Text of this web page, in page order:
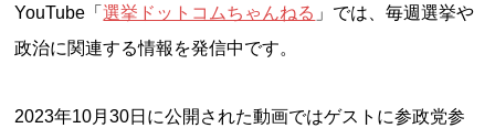
YouTube「選挙ドットコムちゃんねる 」では、毎週選挙や
政治に関連する情報を発信中です。
2023年10月30日に公開された動画ではゲストに参政党参